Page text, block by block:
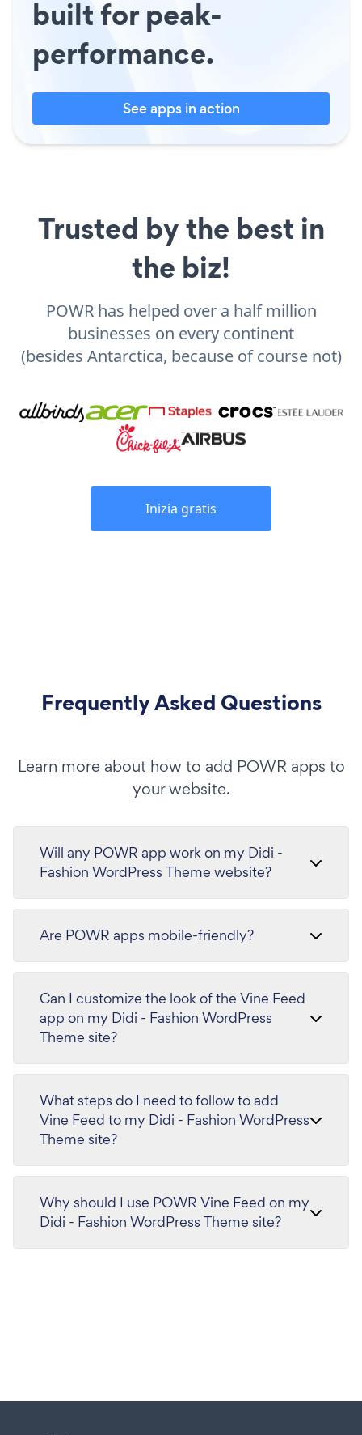
built for peak-
performance.
See apps in action
Trusted by the best in
the biz!
POWR has helped over a half million
businesses on every continent
(besides Antarctica, because of course not)
Inizia gratis
Frequently Asked Questions
Learn more about how to add POWR apps to
your website.
Will any POWR app work on my Didi -
Fashion WordPress Theme website?
Are POWR apps mobile-friendly?
Can I customize the look of the Vine Feed
app on my Didi - Fashion WordPress
Theme site?
What steps do I need to follow to add
Vine Feed to my Didi - Fashion WordPress
Theme site?
Why should I use POWR Vine Feed on my
Didi - Fashion WordPress Theme site?